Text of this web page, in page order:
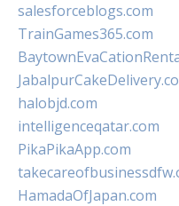
salesforceblogs.com
TrainGames365.com
halobjd.com
intelligenceqatar.com
PikaPikaApp.com
HamadaOfJapan.com